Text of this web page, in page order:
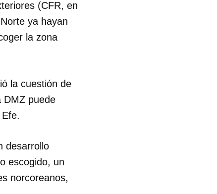
(CFR, en
ya hayan
la zona
la cuestión de
DMZ puede
desarrollo
escogido, un
norcoreanos,